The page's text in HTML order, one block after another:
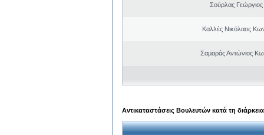
Σούρλας
Καλλές Νικόλαος
Σαμαράς Αντώνιος
Αντικαταστάσεις Βουλευτών κατά τη